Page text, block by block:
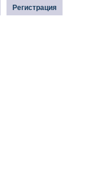
Регистрация